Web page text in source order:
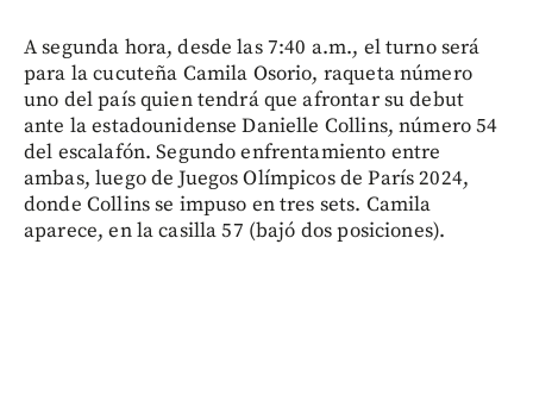
A segunda hora, desde las 7:40 a.m., el turno será
para la cucuteña Camila Osorio, raqueta número
uno del país quien tendrá que afrontar su debut
ante la estadounidense Danielle Collins, número 54
del escalafón. Segundo enfrentamiento entre
ambas, luego de Juegos Olímpicos de París 2024,
donde Collins se impuso en tres sets. Camila
aparece, en la casilla 57 (bajó dos posiciones).